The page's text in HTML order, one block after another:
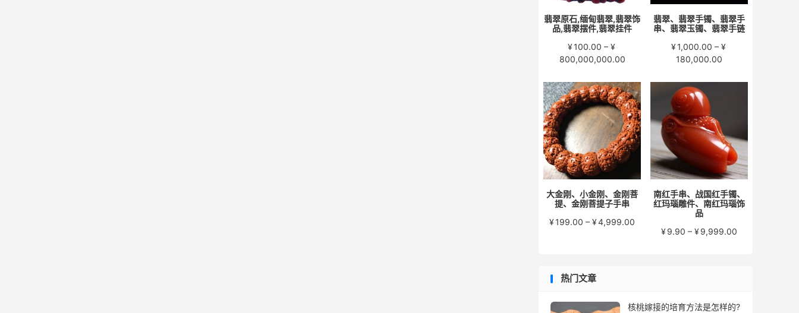
翡翠原石,缅甸翡翠,翡翠饰
品,翡翠摆件,翡翠挂件
¥100.00 – ¥
800,000,000.00价
范
围：
¥100.00
至
¥800,000,000.00
翡翠、翡翠手镯、翡翠手
串、翡翠玉镯、翡翠手链
¥1,000.00 – ¥
180,000.00
范
¥180,000.00
大金刚、小金刚、金刚菩
提、金刚菩提子手串
¥199.00 – ¥4,999.00
南红手串、战国红手镯、
红玛瑙雕件、南红玛瑙饰
品
¥9.90 – ¥9,999.00
¥9,999.00
热门文章
核桃嫁接的培育方法是怎样的?